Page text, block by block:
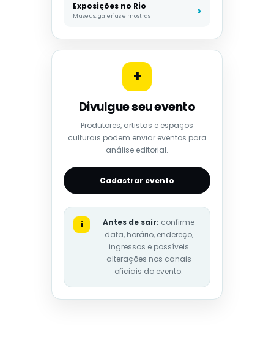
Exposições no Rio
Museus, galerias e mostras
+
Divulgue seu evento
Produtores, artistas e espaços
culturais podem enviar eventos para
análise editorial.
Cadastrar evento
i Antes de sair: confirme
data, horário, endereço,
ingressos e possíveis
alterações nos canais
oficiais do evento.